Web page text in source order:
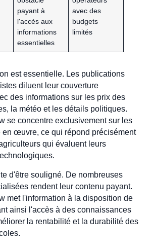
payant à
l'accès aux
informations
essentielles
avec des
budgets
limités
est essentielle. Les publications
diluent leur couverture
des informations sur les prix des
la météo et les détails politiques.
se concentre exclusivement sur les
en œuvre, ce qui répond précisément
qui évaluent leurs
d'être souligné. De nombreuses
rendent leur contenu payant.
met l'information à la disposition de
ainsi l'accès à des connaissances
la rentabilité et la durabilité des